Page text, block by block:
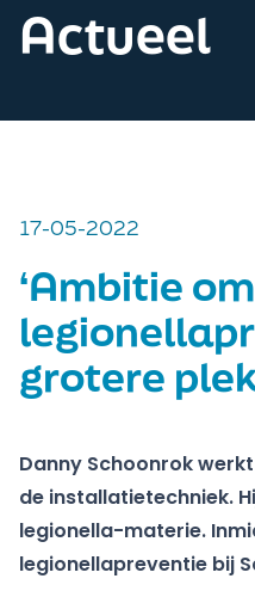
Actueel
17-05-2022
‘Ambitie om
grotere
Danny Schoonrok
de installatietechniek.
legionella-materie.
legionellapreventie bij